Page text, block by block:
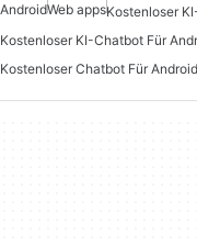
AndroidWeb appsKostenloser
Kostenloser KI-Chatbot Für
Kostenloser Chatbot Für Android